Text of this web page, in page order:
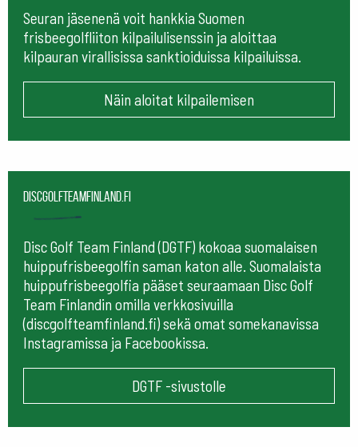
Seuran jäsenenä voit hankkia Suomen
frisbeegolfliiton kilpailulisenssin ja aloittaa
kilpauran virallisissa sanktioiduissa kilpailuissa.
Näin aloitat kilpailemisen
Discgolfteamfinland.fi
Disc Golf Team Finland (DGTF) kokoaa suomalaisen
huippufrisbeegolfin saman katon alle. Suomalaista
huippufrisbeegolfia pääset seuraamaan Disc Golf
Team Finlandin omilla verkkosivuilla
(discgolfteamfinland.fi) sekä omat somekanavissa
Instagramissa ja Facebookissa.
DGTF -sivustolle